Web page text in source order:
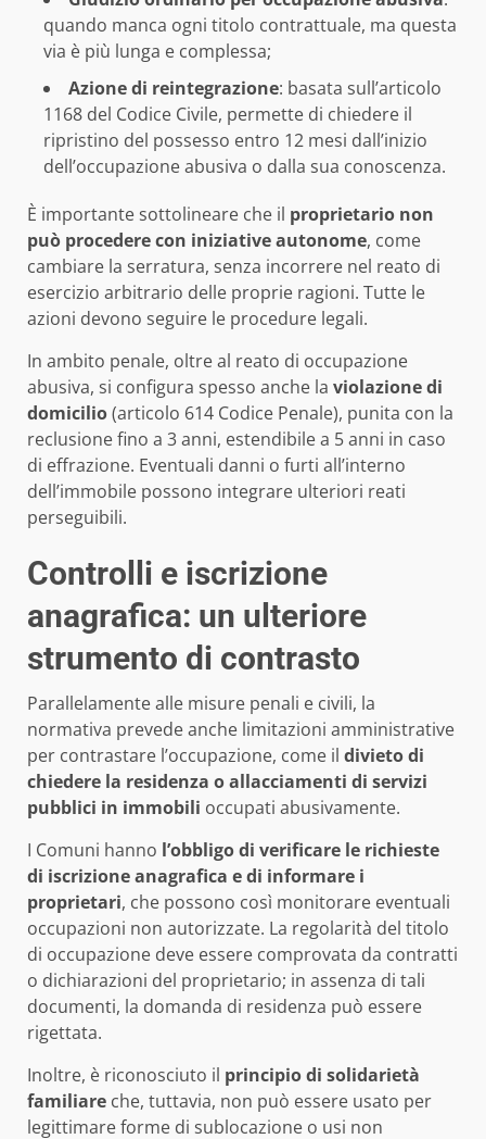
quando manca ogni titolo contrattuale, ma questa
via è più lunga e complessa;
Azione di reintegrazione: basata sull’articolo
1168 del Codice Civile, permette di chiedere il
ripristino del possesso entro 12 mesi dall’inizio
dell’occupazione abusiva o dalla sua conoscenza.
È importante sottolineare che il proprietario non
può procedere con iniziative autonome, come
cambiare la serratura, senza incorrere nel reato di
esercizio arbitrario delle proprie ragioni. Tutte le
azioni devono seguire le procedure legali.
In ambito penale, oltre al reato di occupazione
abusiva, si configura spesso anche la violazione di
domicilio(articolo 614 Codice Penale), punita con la
reclusione fino a 3 anni, estendibile a 5 anni in caso
di effrazione. Eventuali danni o furti all’interno
dell’immobile possono integrare ulteriori reati
perseguibili.
Controlli e iscrizione
anagrafica: un ulteriore
strumento di contrasto
Parallelamente alle misure penali e civili, la
normativa prevede anche limitazioni amministrative
per contrastare l’occupazione, come il divieto di
chiedere la residenza o allacciamenti di servizi
pubblici in immobili occupati abusivamente.
I Comuni hanno l’obbligo di verificare le richieste
di iscrizione anagrafica e di informare i
proprietari, che possono così monitorare eventuali
occupazioni non autorizzate. La regolarità del titolo
di occupazione deve essere comprovata da contratti
o dichiarazioni del proprietario; in assenza di tali
documenti, la domanda di residenza può essere
rigettata.
Inoltre, è riconosciuto il principio di solidarietà
familiare che, tuttavia, non può essere usato per
legittimare forme di sublocazione o usi non